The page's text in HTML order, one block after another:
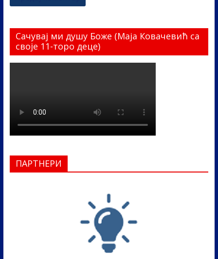
Сачувај ми душу Боже (Маја Ковачевић са
своје 11-торо деце)
ПАРТНЕРИ